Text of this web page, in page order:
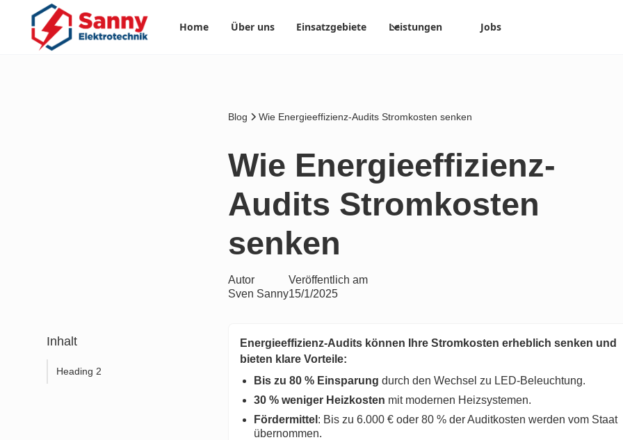
Home Über uns Einsatzgebiete Leistungen Jobs
Blog Wie Energieeffizienz-Audits Stromkosten senken
Wie Energieeffizienz-
Audits Stromkosten
senken
Autor
Sven Sanny
Veröffentlich am
15/1/2025
Inhalt
Heading 2
Energieeffizienz-Audits können Ihre Stromkosten erheblich senken und
bieten klare Vorteile:
Bis zu 80 % Einsparung durch den Wechsel zu LED-Beleuchtung.
30 % weniger Heizkosten mit modernen Heizsystemen.
Fördermittel : Bis zu 6.000 € oder 80 % der Auditkosten werden vom Staat
übernommen.